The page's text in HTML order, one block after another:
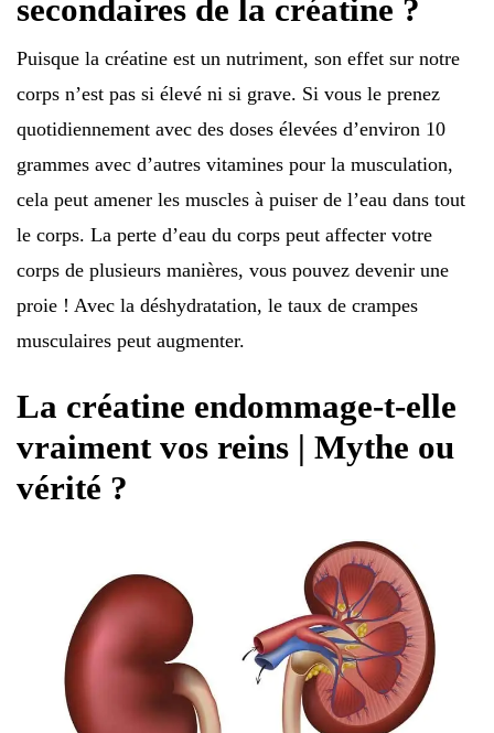
secondaires de la créatine ?
Puisque la créatine est un nutriment, son effet sur notre
corps n’est pas si élevé ni si grave. Si vous le prenez
quotidiennement avec des doses élevées d’environ 10
grammes avec d’autres vitamines pour la musculation,
cela peut amener les muscles à puiser de l’eau dans tout
le corps. La perte d’eau du corps peut affecter votre
corps de plusieurs manières, vous pouvez devenir une
proie ! Avec la déshydratation, le taux de crampes
musculaires peut augmenter.
La créatine endommage-t-elle
vraiment vos reins | Mythe ou
vérité ?